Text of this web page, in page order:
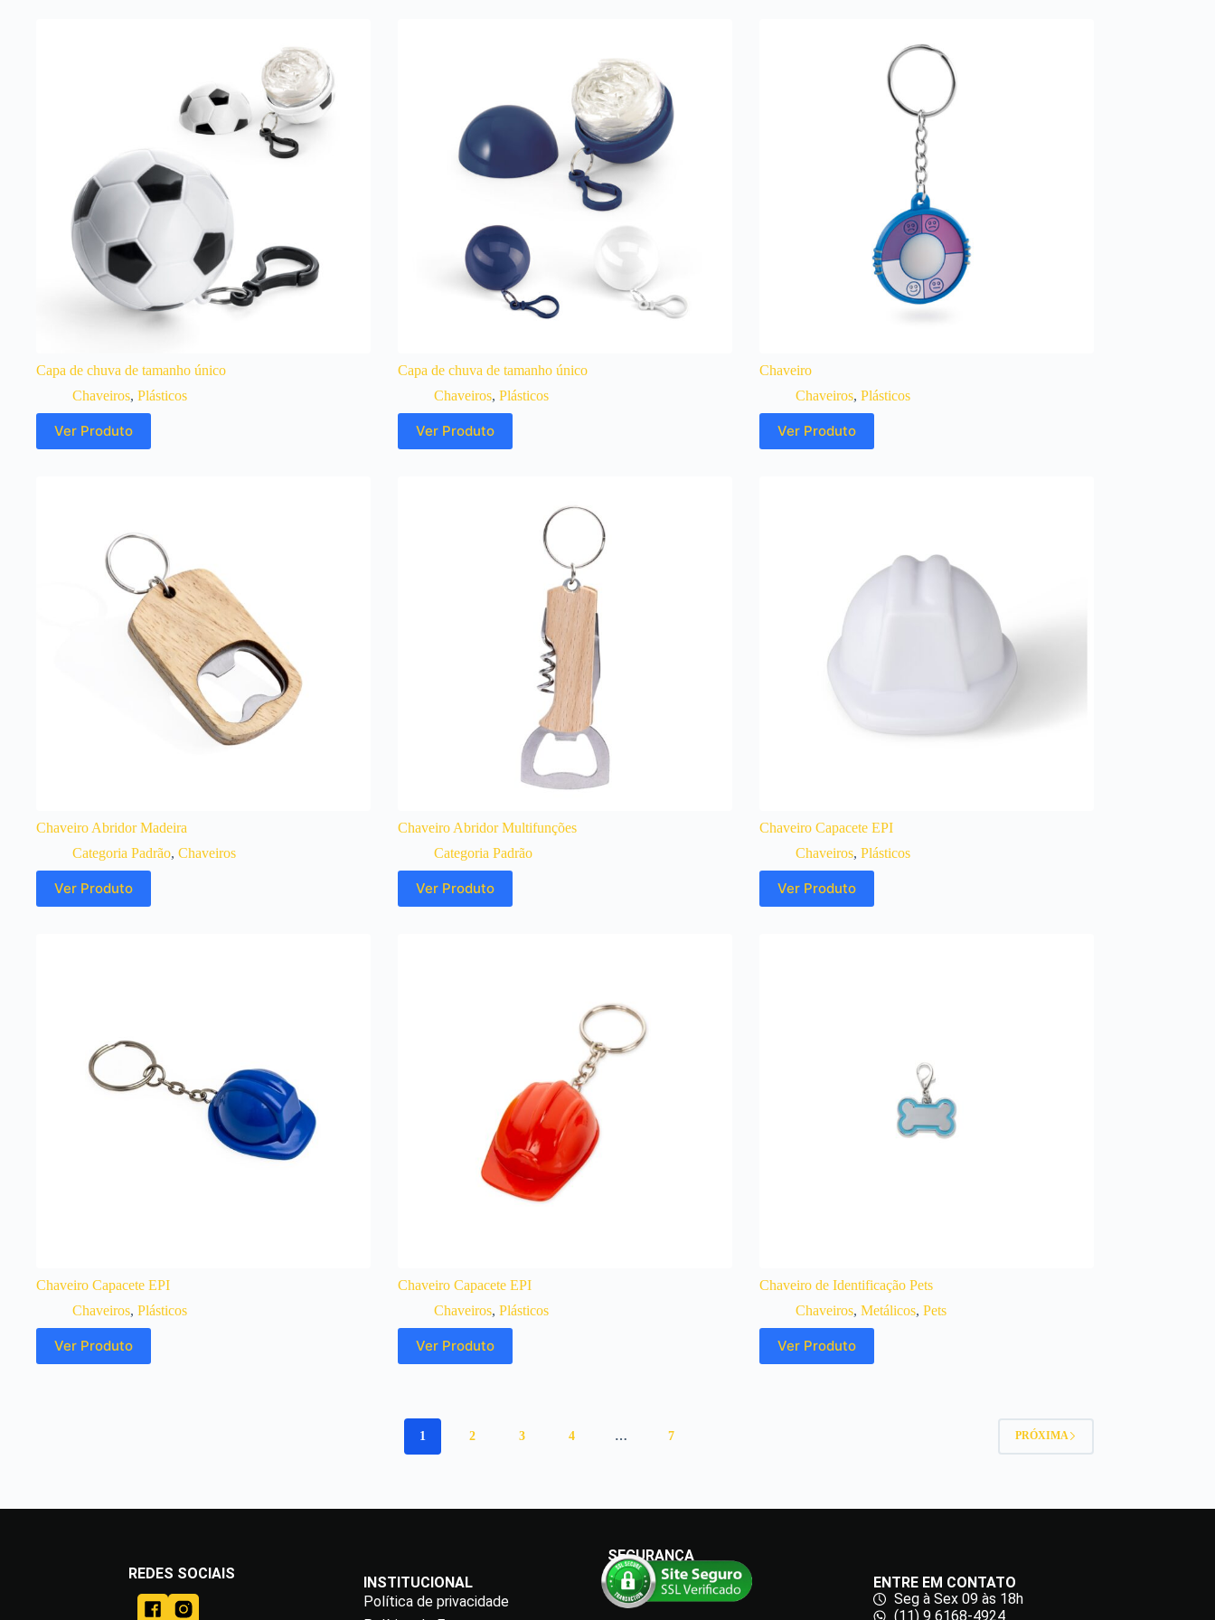
Capa de chuva de tamanho único
Chaveiros, Plásticos
Ver Produto
Capa de chuva de tamanho único
Chaveiros, Plásticos
Ver Produto
Chaveiro
Chaveiros, Plásticos
Ver Produto
Chaveiro Abridor Madeira
Categoria Padrão, Chaveiros
Ver Produto
Chaveiro Abridor Multifunções
Categoria Padrão
Ver Produto
Chaveiro Capacete EPI
Chaveiros, Plásticos
Ver Produto
Chaveiro Capacete EPI
Chaveiros, Plásticos
Ver Produto
Chaveiro Capacete EPI
Chaveiros, Plásticos
Ver Produto
Chaveiro de Identificação Pets
Chaveiros, Metálicos, Pets
Ver Produto
1 2 3 4 … 7 PRÓXIMA
REDES SOCIAIS
INSTITUCIONAL
Política de privacidade
SEGURANÇA
ENTRE EM CONTATO
Seg à Sex 09 às 18h
(11) 9 6168-4924